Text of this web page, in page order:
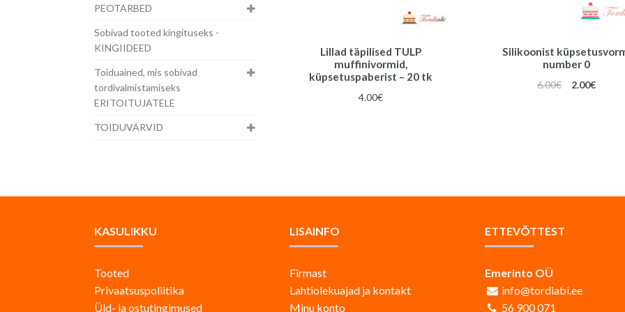
Lillad täpilised TULP
muffinivormid,
küpsetuspaberist – 20 tk
4.00€
Silikoonist
number 0
6.00€
Algne
2.00€
PEOTARBED
Sobivad tooted kingituseks -
KINGIIDEED
Toiduained, mis sobivad
tordivalmistamiseks
ERITOITUJATELE
TOIDUVÄRVID
KASULIKKU
Tooted
Privaatsuspoliitika
Üld- ja ostutingimused
LISAINFO
Firmast
Lahtiolekuajad ja kontakt
Minu konto
ETTEVÕTTEST
Emerinto OÜ
info@tordiabi.ee
56 900 071